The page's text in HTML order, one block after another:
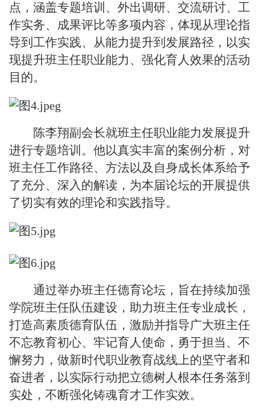
点，涵盖专题培训、外出调研、交流研讨、工
作实务、成果评比等多项内容，体现从理论指
导到工作实践、从能力提升到发展路径，以实
现提升班主任职业能力、强化育人效果的活动
目的。
陈李翔副会长就班主任职业能力发展提升
进行专题培训。他以真实丰富的案例分析，对
班主任工作路径、方法以及自身成长体系给予
了充分、深入的解读，为本届论坛的开展提供
了切实有效的理论和实践指导。
通过举办班主任德育论坛，旨在持续加强
学院班主任队伍建设，助力班主任专业成长，
打造高素质德育队伍， 激励并指导广大班主任
不忘教育初心、 牢记育人使命，勇于担当、不
懈努力，做新时代职业教育战线上的坚守者和
奋进者，以实际行动把立德树人根本任务落到
实处，不断强化铸魂育才工作实效。